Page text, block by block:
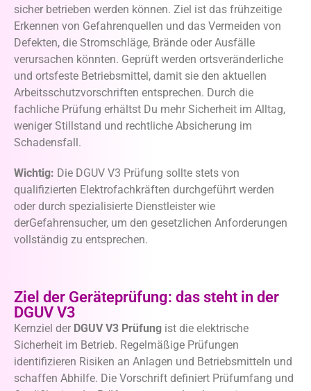
sicher betrieben werden können. Ziel ist das frühzeitige
Erkennen von Gefahrenquellen und das Vermeiden von
Defekten, die Stromschläge, Brände oder Ausfälle
verursachen könnten. Geprüft werden ortsveränderliche
und ortsfeste Betriebsmittel, damit sie den aktuellen
Arbeitsschutzvorschriften entsprechen. Durch die
fachliche Prüfung erhältst Du mehr Sicherheit im Alltag,
weniger Stillstand und rechtliche Absicherung im
Schadensfall.
Wichtig: Die DGUV V3 Prüfung sollte stets von
qualifizierten Elektrofachkräften durchgeführt werden
oder durch spezialisierte Dienstleister wie
derGefahrensucher, um den gesetzlichen Anforderungen
vollständig zu entsprechen.
Ziel der Geräteprüfung: das steht in der
DGUV V3
Kernziel derDGUV V3 Prüfung ist die elektrische
Sicherheit im Betrieb. Regelmäßige Prüfungen
identifizieren Risiken an Anlagen und Betriebsmitteln und
schaffen Abhilfe. Die Vorschrift definiert Prüfumfang und